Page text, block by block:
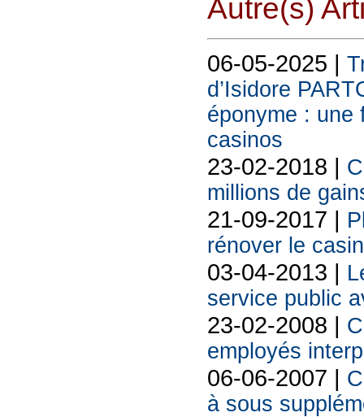
Autre(s)
06-05-2025 |
d’Isidore
éponyme : une
casinos
23-02-2018 |
millions de
21-09-2017 |
rénover le
03-04-2013 |
service public
23-02-2008 |
employés
06-06-2007 |
à sous